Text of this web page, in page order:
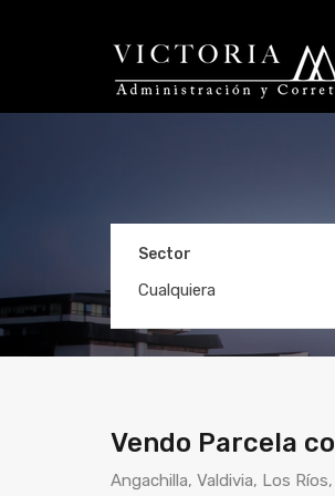
Sector
Cualquiera
Vendo
Vendo Parcela
Angachilla, Valdivia, Los Ríos,